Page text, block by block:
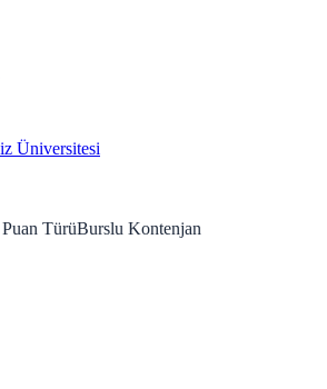
Üniversitesi
Puan TürüBurslu Kontenjan